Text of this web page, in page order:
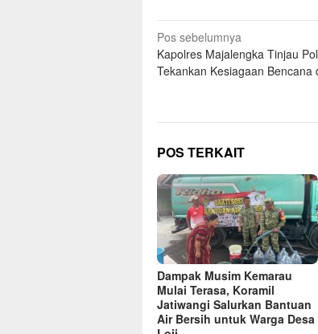
Navigasi
pos
Pos sebelumnya
Kapolres Majalengka Tinjau
Tekankan Kesiagaan Bencana
POS TERKAIT
Dampak Musim Kemarau
Mulai Terasa, Koramil
Jatiwangi Salurkan Bantuan
Air Bersih untuk Warga Desa